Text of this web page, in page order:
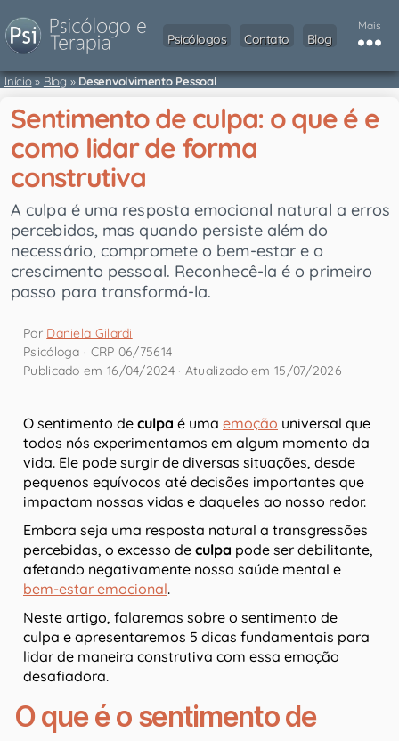
Psicólogos Contato Blog
Mais
Início» Blog»Desenvolvimento Pessoal
Sentimento de culpa: o que é e
como lidar de forma
construtiva
A culpa é uma resposta emocional natural a erros
percebidos, mas quando persiste além do
necessário, compromete o bem-estar e o
crescimento pessoal. Reconhecê-la é o primeiro
passo para transformá-la.
Por Daniela Gilardi
Psicóloga · CRP 06/75614
Publicado em 16/04/2024 · Atualizado em 15/07/2026
O sentimento de culpa é uma emoção universal que
todos nós experimentamos em algum momento da
vida. Ele pode surgir de diversas situações, desde
pequenos equívocos até decisões importantes que
impactam nossas vidas e daqueles ao nosso redor.
Embora seja uma resposta natural a transgressões
percebidas, o excesso de culpa pode ser debilitante,
afetando negativamente nossa saúde mental e
bem-estar emocional.
Neste artigo, falaremos sobre o sentimento de
culpa e apresentaremos 5 dicas fundamentais para
lidar de maneira construtiva com essa emoção
desafiadora.
O que é o sentimento de